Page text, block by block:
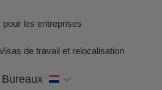
pour les entreprises
de travail et relocalisation